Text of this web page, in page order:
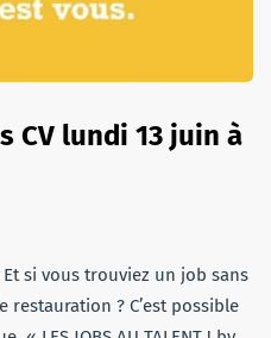
CV lundi 13 juin à
si vous trouviez un job sans
restauration ? C’est possible